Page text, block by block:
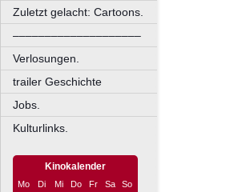
Zuletzt gelacht: Cartoons.
––––––––––––––––––––
Verlosungen.
trailer Geschichte
Jobs.
Kulturlinks.
Kinokalender
Mo Di Mi Do Fr Sa
So